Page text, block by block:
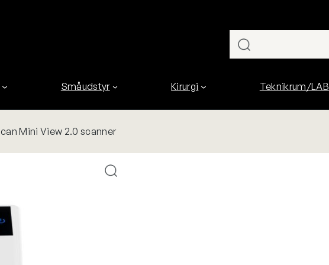
Småudstyr Kirurgi Teknikrum/LAB
Mini View 2.0 scanner